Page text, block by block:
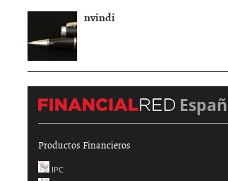
nvindi
Productos Financieros
IPC